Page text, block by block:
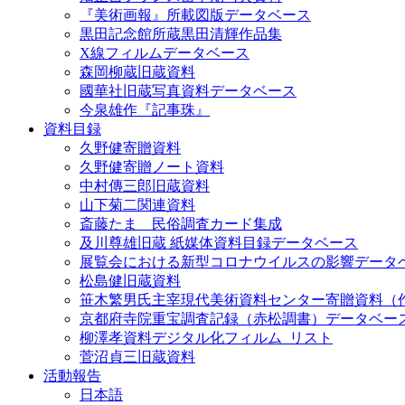
『美術画報』所載図版データベース
黒田記念館所蔵黒田清輝作品集
X線フィルムデータベース
森岡柳蔵旧蔵資料
國華社旧蔵写真資料データベース
今泉雄作『記事珠』
資料目録
久野健寄贈資料
久野健寄贈ノート資料
中村傳三郎旧蔵資料
山下菊二関連資料
斎藤たま 民俗調査カード集成
及川尊雄旧蔵 紙媒体資料目録データベース
展覧会における新型コロナウイルスの影響データ
松島健旧蔵資料
笹木繁男氏主宰現代美術資料センター寄贈資料（
京都府寺院重宝調査記録（赤松調書）データベー
柳澤孝資料デジタル化フィルム_リスト
菅沼貞三旧蔵資料
活動報告
日本語